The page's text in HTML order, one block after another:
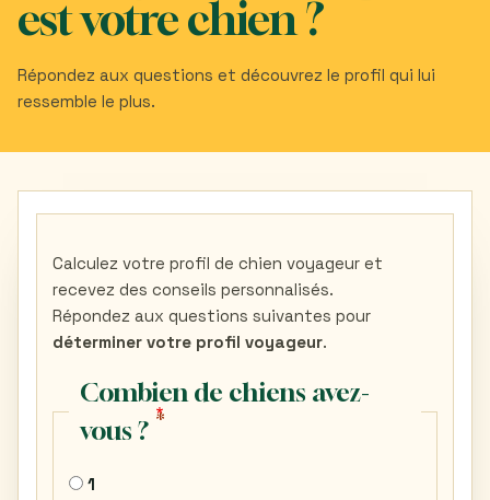
est votre chien ?
Répondez aux questions et découvrez le profil qui lui
ressemble le plus.
Calculez votre profil de chien voyageur et
recevez des conseils personnalisés.
Répondez aux questions suivantes pour
déterminer votre profil voyageur.
Combien de chiens avez-
vous ?
1